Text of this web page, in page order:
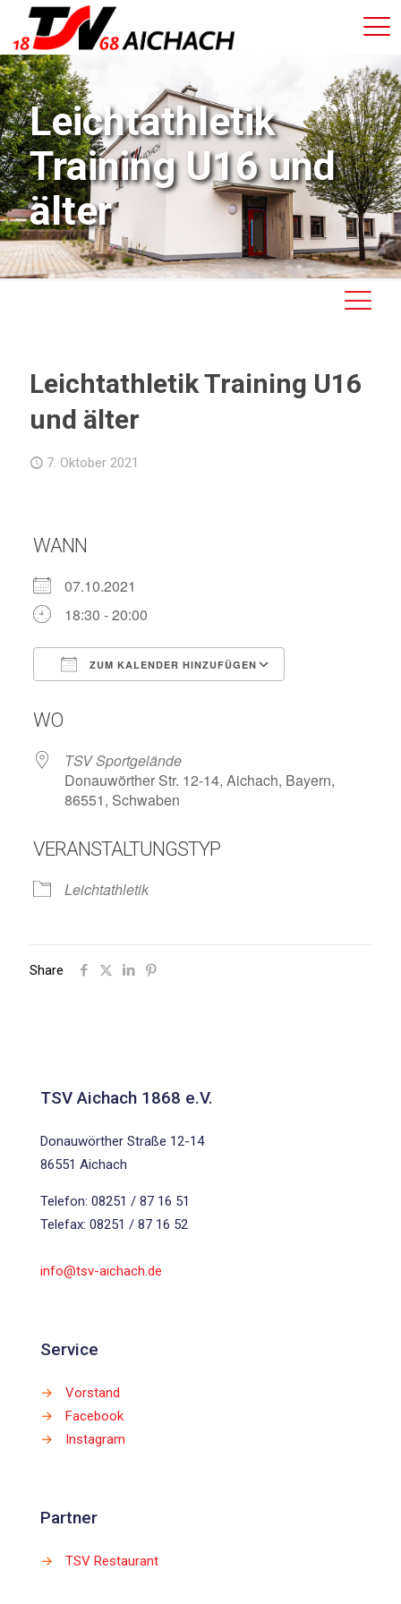
Leichtathletik
Training U16 und
älter
Leichtathletik Training U16
und älter
7. Oktober 2021
WANN
07.10.2021
18:30 - 20:00
ZUM KALENDER HINZUFÜGEN
WO
TSV Sportgelände
Donauwörther Str. 12-14, Aichach, Bayern,
86551, Schwaben
VERANSTALTUNGSTYP
Leichtathletik
Share
TSV Aichach 1868 e.V.
Donauwörther Straße 12-14
86551 Aichach
Telefon: 08251 / 87 16 51
Telefax: 08251 / 87 16 52
info@tsv-aichach.de
Service
→
Vorstand
→
Facebook
→
Instagram
Partner
→ TSV Restaurant